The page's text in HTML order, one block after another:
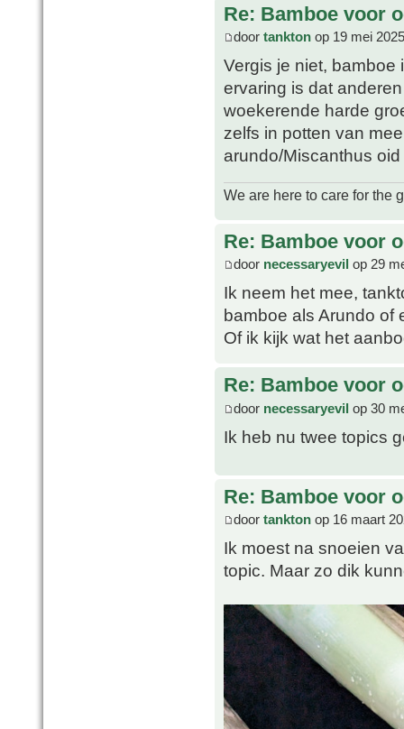
Re: Bamboe voor
door tankton op 19 mei
Vergis je niet, bamboe
ervaring is dat
woekerende harde
zelfs in potten van
arundo/Miscanthus oid
We are here to care for the
Re: Bamboe voor
door necessaryevil op 29
Ik neem het mee,
bamboe als Arundo of
Of ik kijk wat het
Re: Bamboe voor
door necessaryevil op 30
Ik heb nu twee topics
Re: Bamboe voor
door tankton op 16 maart
Ik moest na snoeien
topic. Maar zo dik